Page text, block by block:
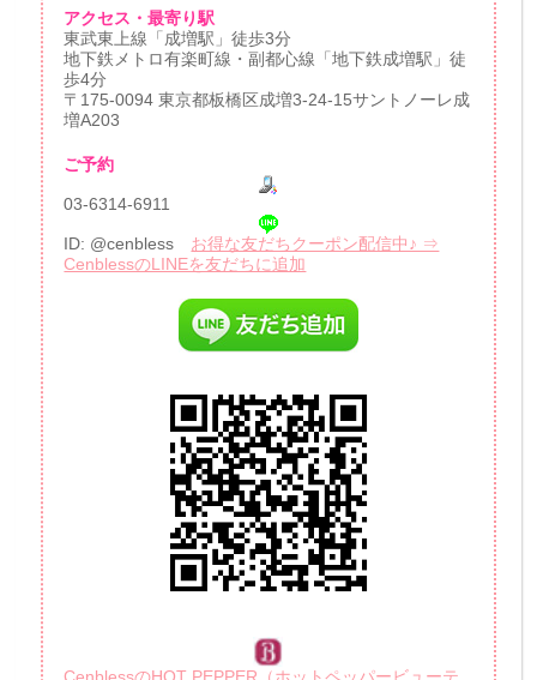
アクセス・最寄り駅
東武東上線「成増駅」徒歩3分
地下鉄メトロ有楽町線・副都心線「地下鉄成増駅」徒
歩4分
〒175-0094 東京都板橋区成増3-24-15サントノーレ成
増A203
ご予約
03-6314-6911
ID: @cenbless お得な友だちクーポン配信中♪ ⇒
CenblessのLINEを友だちに追加